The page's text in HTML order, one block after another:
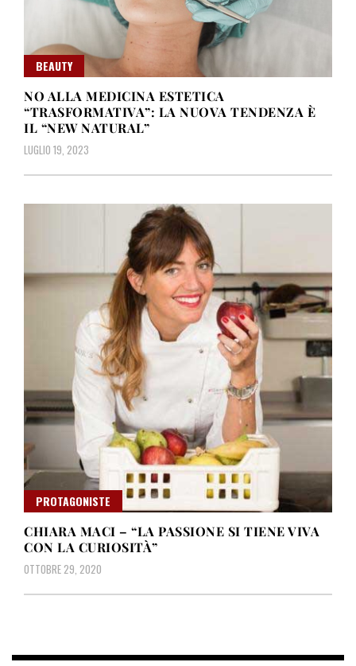
BEAUTY
NO ALLA MEDICINA ESTETICA
“TRASFORMATIVA”: LA NUOVA TENDENZA È
IL “NEW NATURAL”
LUGLIO 19, 2023
PROTAGONISTE
CHIARA MACI – “LA PASSIONE SI TIENE VIVA
CON LA CURIOSITÀ”
OTTOBRE 29, 2020